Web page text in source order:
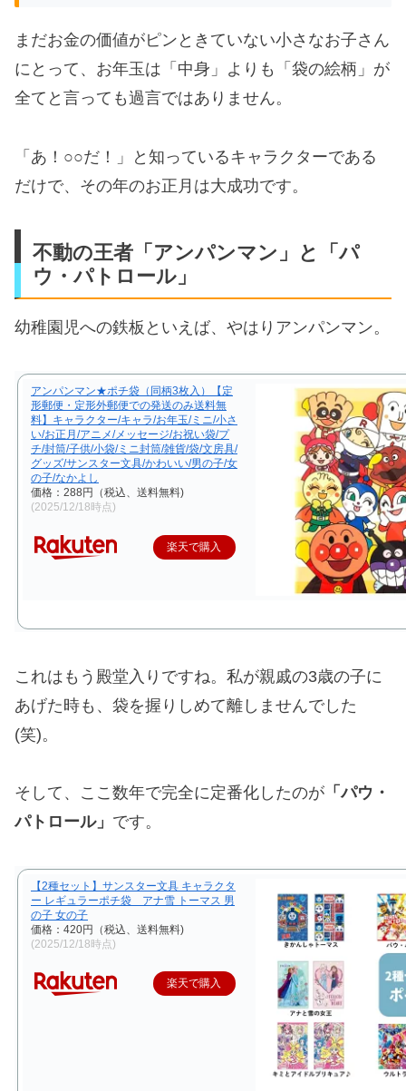
まだお金の価値がピンときていない小さなお子さん
にとって、お年玉は「中身」よりも「袋の絵柄」が
全てと言っても過言ではありません。
「あ！○○だ！」と知っているキャラクターである
だけで、その年のお正月は大成功です。
不動の王者「アンパンマン」と「パ
ウ・パトロール」
幼稚園児への鉄板といえば、やはりアンパンマン。
アンパンマン★ポチ袋（同柄3枚入）【定
形郵便・定形外郵便での発送のみ送料無
料】キャラクター/キャラ/お年玉/ミニ/小さ
い/お正月/アニメ/メッセージ/お祝い袋/プ
チ/封筒/子供/小袋/ミニ封筒/雑貨/袋/文房具/
グッズ/サンスター文具/かわいい/男の子/女
の子/なかよし
価格：288円（税込、送料無料)
(2025/12/18時点)
楽天で購入
これはもう殿堂入りですね。私が親戚の3歳の子に
あげた時も、袋を握りしめて離しませんでした
(笑)。
そして、ここ数年で完全に定番化したのが 「パウ・
パトロール」 です。
【2種セット】サンスター文具 キャラクタ
ー レギュラーポチ袋 アナ雪 トーマス 男
の子 女の子
価格：420円（税込、送料無料)
(2025/12/18時点)
楽天で購入